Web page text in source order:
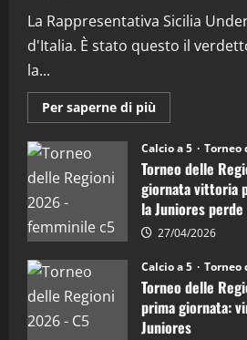
3 21/04/2026
4
“SportEmpire” in
(Martedi 14 Aprile
5
"SportEmpire" in
“SportEmpire” in
(Martedi 07 Aprile
La Rappresentativa Sicilia
d'Italia. È stato questo il
la...
Per saperne di più
informazioni
Torneo
delle
Regioni
di
calcio
a
5:
la
Juniores
è
vicecampione
d’Italia
Calcio a 5 Torneo
Torneo delle
giornata vittoria
la Juniores perde
27/04/2026
Calcio a 5 Torneo
Torneo delle
prima giornata:
Juniores